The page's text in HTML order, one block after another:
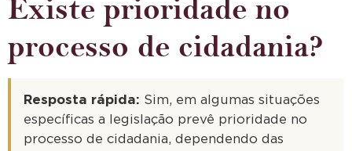
Existe prioridade no
processo de cidadania?
Resposta rápida: Sim, em algumas situações
específicas a legislação prevê prioridade no
processo de cidadania, dependendo das